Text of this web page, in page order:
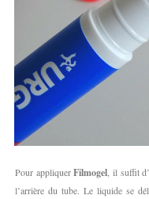
Pour appliquerFilmogel, il suffit
l’arrière du tube. Le liquide se